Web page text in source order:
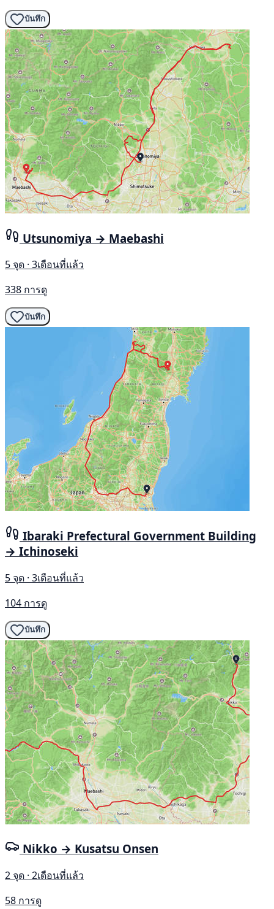
บันทึก
Utsunomiya → Maebashi
5 จุด · 3เดือนที่แล้ว
338 การดู
บันทึก
Ibaraki Prefectural Government Building
→ Ichinoseki
5 จุด · 3เดือนที่แล้ว
104 การดู
บันทึก
Nikko → Kusatsu Onsen
2 จุด · 2เดือนที่แล้ว
58 การดู